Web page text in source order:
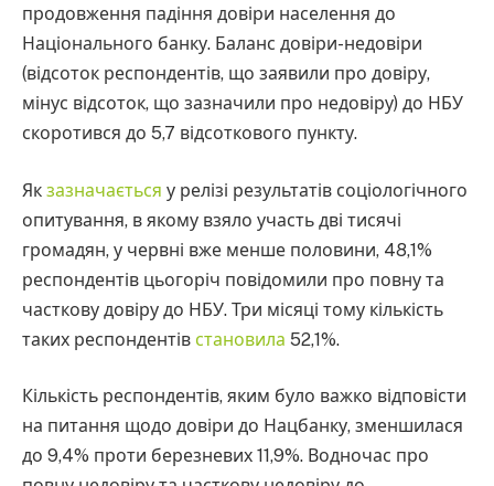
продовження падіння довіри населення до
Національного банку. Баланс довіри-недовіри
(відсоток респондентів, що заявили про довіру,
мінус відсоток, що зазначили про недовіру) до НБУ
скоротився до 5,7 відсоткового пункту.
Як зазначається у релізі результатів соціологічного
опитування, в якому взяло участь дві тисячі
громадян, у червні вже менше половини, 48,1%
респондентів цьогоріч повідомили про повну та
часткову довіру до НБУ. Три місяці тому кількість
таких респондентів становила 52,1%.
Кількість респондентів, яким було важко відповісти
на питання щодо довіри до Нацбанку, зменшилася
до 9,4% проти березневих 11,9%. Водночас про